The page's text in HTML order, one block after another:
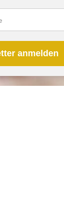
anmelden